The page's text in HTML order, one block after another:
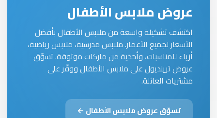
عروض ملابس الأطفال
اكتشف تشكيلة واسعة من ملابس الأطفال بأفضل
الأسعار لجميع الأعمار. ملابس مدرسية، ملابس رياضية،
أزياء للمناسبات، وأحذية من ماركات موثوقة. تسوّق
عروض ترينديول على ملابس الأطفال ووفّر على
مشتريات العائلة.
تسوّق عروض ملابس الأطفال ←